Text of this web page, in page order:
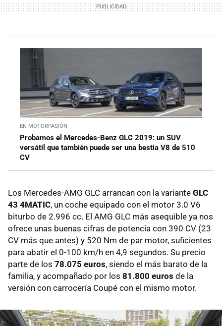
EN MOTORPASIÓN
Probamos el Mercedes-Benz GLC 2019: un SUV
versátil que también puede ser una bestia V8 de 510
CV
Los Mercedes-AMG GLC arrancan con la variante GLC
43 4MATIC, un coche equipado con el motor 3.0 V6
biturbo de 2.996 cc. El AMG GLC más asequible ya nos
ofrece unas buenas cifras de potencia con 390 CV (23
CV más que antes) y 520 Nm de par motor, suficientes
para abatir el 0-100 km/h en 4,9 segundos. Su precio
parte de los 78.075 euros, siendo el más barato de la
familia, y acompañado por los 81.800 euros de la
versión con carrocería Coupé con el mismo motor.